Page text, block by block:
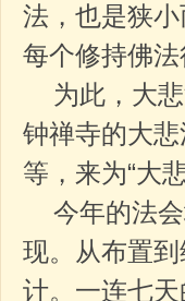
法，也是狭
每个修持佛法
为此，大悲
钟禅寺的大
等，来为“大
今年的法会
现。从布置
计。一连七